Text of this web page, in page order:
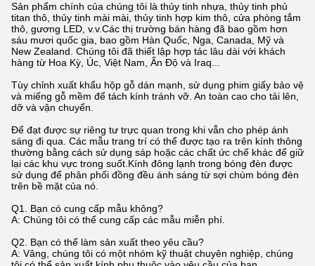
Sản phẩm chính của chúng tôi là thủy tinh nhựa, thủy tinh phủ
titan thô, thủy tinh mài mài, thủy tinh hợp kim thô, cửa phòng tắm
thô, gương LED, v.v.Các thị trường bán hàng đã bao gồm hơn
sáu mươi quốc gia, bao gồm Hàn Quốc, Nga, Canada, Mỹ và
New Zealand. Chúng tôi đã thiết lập hợp tác lâu dài với khách
hàng từ Hoa Kỳ, Úc, Việt Nam, Ấn Độ và Iraq...
Tùy chỉnh xuất khẩu hộp gỗ dán mạnh, sử dụng phim giấy bảo vệ
và miếng gỗ mềm để tách kính tránh vỡ. An toàn cao cho tải lên,
dỡ và vận chuyển.
Để đạt được sự riêng tư trực quan trong khi vẫn cho phép ánh
sáng đi qua. Các mẫu trang trí có thể được tạo ra trên kính thông
thường bằng cách sử dụng sáp hoặc các chất ức chế khác để giữ
lại các khu vực trong suốt.Kính đông lạnh trong bóng đèn được
sử dụng để phân phối đồng đều ánh sáng từ sợi chùm bóng đèn
trên bề mặt của nó.
Q1. Bạn có cung cấp mẫu không?
A: Chúng tôi có thể cung cấp các mẫu miễn phí.
Q2. Bạn có thể làm sản xuất theo yêu cầu?
A: Vâng, chúng tôi có một nhóm kỹ thuật chuyên nghiệp, chúng